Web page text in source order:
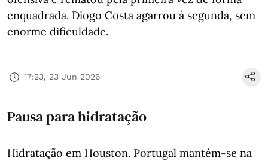
enquadrada. Diogo Costa agarrou à segunda, sem
enorme dificuldade.
17:23, 23 Jun 2026
Pausa para hidratação
Hidratação em Houston. Portugal mantém-se na